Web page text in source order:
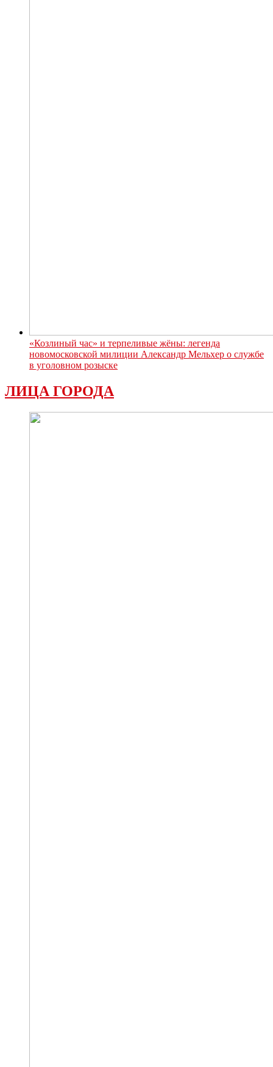
«Козлиный час» и терпеливые жёны: легенда
новомосковской милиции Александр Мельхер о службе
в уголовном розыске
ЛИЦА ГОРОДА